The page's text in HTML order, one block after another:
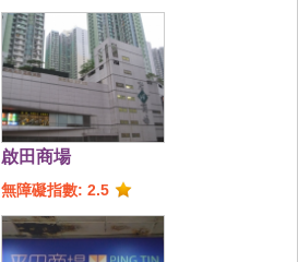
啟田商場
無障礙指數: 2.5